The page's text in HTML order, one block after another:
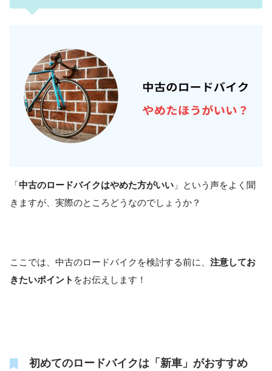
「中古のロードバイクはやめた方がいい 」という声をよく聞
きますが、実際のところどうなのでしょうか？
ここでは、中古のロードバイクを検討する前に、 注意してお
きたいポイント をお伝えします！
初めてのロードバイクは「新車」がおすすめ